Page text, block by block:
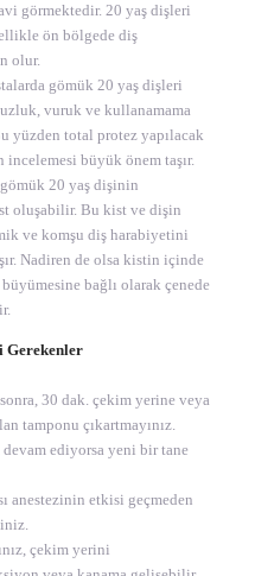
görmektedir. 20 yaş dişleri
ön bölgede diş
olur.
gömük 20 yaş dişleri
vuruk ve kullanamama
yüzden total protez yapılacak
büyük önem taşır.
20 yaş dişinin
oluşabilir. Bu kist ve dişin
ve komşu diş harabiyetini
Nadiren de olsa kistin içinde
bağlı olarak çenede
Gerekenler
30 dak. çekim yerine veya
tamponu çıkartmayınız.
devam ediyorsa yeni bir tane
anestezinin etkisi geçmeden
çekim yerini